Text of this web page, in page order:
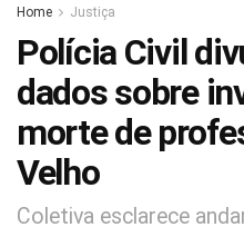
Home Justiça
Polícia Civil
dados sobre
morte de
Velho
Coletiva esclarece